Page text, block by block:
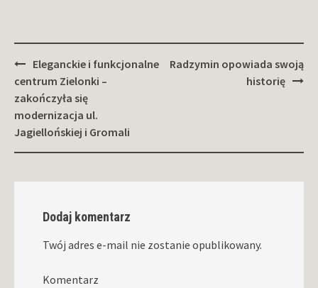
Zobacz
wpisy
Eleganckie i funkcjonalne
centrum Zielonki –
zakończyła się
modernizacja ul.
Jagiellońskiej i Gromali
Radzymin opowiada swoją
historię
Dodaj komentarz
Twój adres e-mail nie zostanie opublikowany.
Komentarz